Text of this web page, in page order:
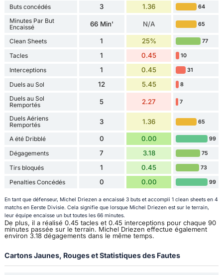
Buts concédés
3 1.36 64
Minutes Par But
Encaissé
66 Min' N/A 65
Clean Sheets 1 25% 77
Tacles 1 0.45 10
Interceptions 1 0.45 31
Duels au Sol 12 5.45 8
Duels au Sol
Remportés
5 2.27 7
Duels Aériens
Remportés
3 1.36 65
A été Dribblé 0 0.00 99
Dégagements 7 3.18 75
Tirs bloqués 1 0.45 73
Penalties Concédés 0 0.00 99
En tant que défenseur, Michel Driezen a encaissé 3 buts et accompli 1 clean sheets en 4
matchs en Eerste Divisie. Cela signifie que lorsque Michel Driezen est sur le terrain,
leur équipe encaisse un but toutes les 66 minutes.
De plus, il a réalisé 0.45 tacles et 0.45 interceptions pour chaque 90
minutes passée sur le terrain. Michel Driezen effectue également
environ 3.18 dégagements dans le même temps.
Cartons Jaunes, Rouges et Statistiques des Fautes